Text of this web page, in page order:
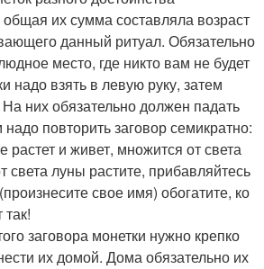
их сумма составляла возраст
данный ритуал. Обязательно
место, где никто вам не будет
надо взять в левую руку, затем
них обязательно должен падать
повторить заговор семикратно:
растет и живет, множится от света
света луны растите, прибавляйтесь
свое имя) обогатите, ко
заговора монетки нужно крепко
их домой. Дома обязательно их